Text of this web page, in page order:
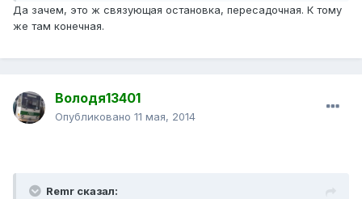
Да зачем, это ж связующая остановка, пересадочная. К тому
же там конечная.
Володя13401
Опубликовано 11 мая, 2014
Remr сказал: